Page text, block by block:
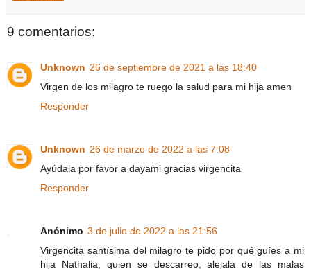
9 comentarios:
Unknown 26 de septiembre de 2021 a las 18:40
Virgen de los milagro te ruego la salud para mi hija amen
Responder
Unknown 26 de marzo de 2022 a las 7:08
Ayúdala por favor a dayami gracias virgencita
Responder
Anónimo 3 de julio de 2022 a las 21:56
Virgencita santísima del milagro te pido por qué guíes a mi
hija Nathalia, quien se descarreo, alejala de las malas